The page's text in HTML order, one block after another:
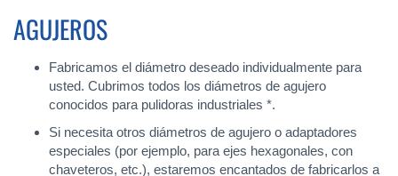
AGUJEROS
Fabricamos el diámetro deseado individualmente para
usted. Cubrimos todos los diámetros de agujero
conocidos para pulidoras industriales *.
Si necesita otros diámetros de agujero o adaptadores
especiales (por ejemplo, para ejes hexagonales, con
chaveteros, etc.), estaremos encantados de fabricarlos a